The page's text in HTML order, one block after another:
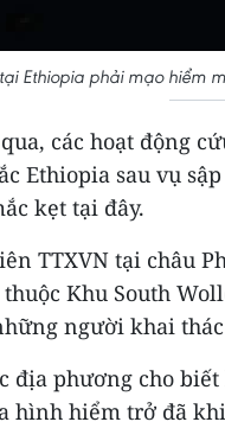
Ethiopia phải mạo hiểm
các hoạt động
Ethiopia sau vụ
kẹt tại đây.
TTXVN tại châu
Khu South
người khai
địa phương cho
hình hiểm trở đã